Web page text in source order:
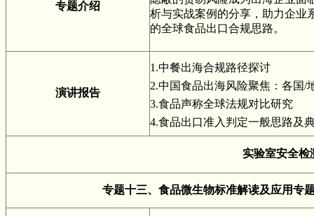
专题介绍
析与实战案例的分享，助力企业
的全球食品出口合规思路。
演讲报告
1.中餐出海合规路径探讨
2.中国食品出海风险聚焦：各国/
3.食品声称全球法规对比研究
4.食品出口准入判定一般思路及
实验室安全检
专题十三、 食品微生物标准解读及应用专